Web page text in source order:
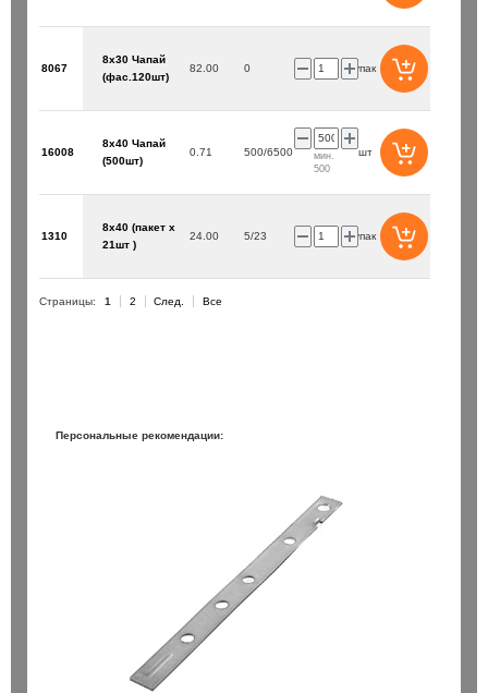
8067
8х30 Чапай
(фас.120шт)
82.00 0 упак
16008
8х40 Чапай
(500шт)
0.71 500/6500
мин.
500
шт
1310
8х40 (пакет х
21шт )
24.00 5/23 упак
Страницы: 1 2 След. Все
Персональные рекомендации: